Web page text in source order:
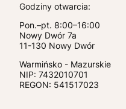
Godziny otwarcia:
Pon.–pt. 8:00–16:00
Nowy Dwór 7a
11-130 Nowy Dwór
Warmińsko - Mazurskie
NIP: 7432010701
REGON: 541517023